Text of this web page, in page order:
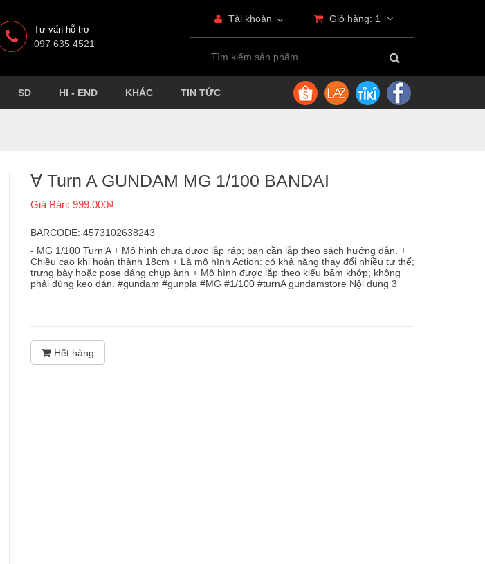
Tài khoản Giỏ hàng: 1
Tư vấn hỗ trợ
097 635 4521
SD HI - END KHÁC TIN TỨC
∀ Turn A GUNDAM MG 1/100 BANDAI
Giá Bán: 999.000₫
BARCODE: 4573102638243
- MG 1/100 Turn A + Mô hình chưa được lắp ráp; bạn cần lắp theo sách hướng dẫn. +
Chiều cao khi hoàn thành 18cm + Là mô hình Action: có khả năng thay đổi nhiều tư thế;
trưng bày hoặc pose dáng chụp ảnh + Mô hình được lắp theo kiểu bấm khớp; không
phải dùng keo dán. #gundam #gunpla #MG #1/100 #turnA gundamstore Nội dung 3
Hết hàng